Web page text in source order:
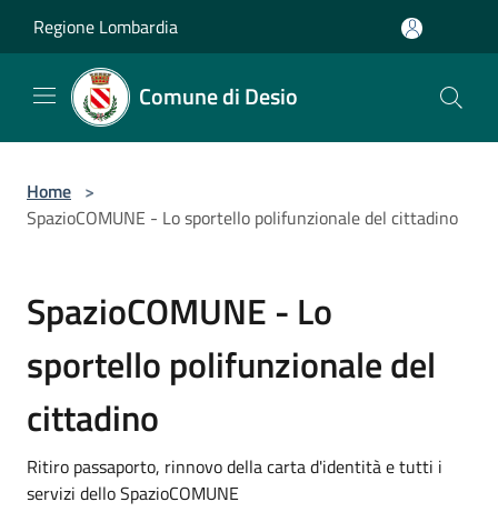
Regione Lombardia
Comune di Desio
Home >
SpazioCOMUNE - Lo sportello polifunzionale del cittadino
SpazioCOMUNE - Lo
sportello polifunzionale del
cittadino
Ritiro passaporto, rinnovo della carta d'identità e tutti i
servizi dello SpazioCOMUNE